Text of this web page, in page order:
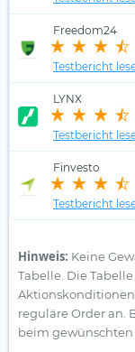
Freedom24
Testbericht
LYNX
Testbericht
Finvesto
Testbericht
Hinweis: Keine
Tabelle. Die
reguläre Order an.
beim